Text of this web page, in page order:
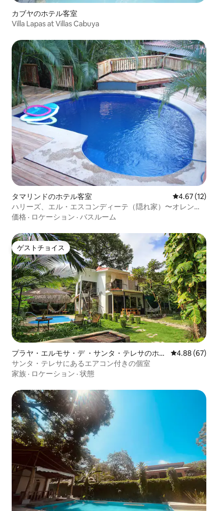
カブヤのホテル客室
Villa Lapas at Villas Cabuya
タマリンドのホテル客室 レビュー12
4.67 (12)
ハリーズ、エル・エスコンディーテ（隠れ家）〜オレン
ジ・カシータ
価格 · ロケーション · バスルーム
ゲストチョイス
ゲストチョイス
プラヤ・エルモサ・デ ・サンタ・テレサのホテ
ル客室
レビュー67
4.88 (67)
サンタ・テレサにあるエアコン付きの個室
家族 · ロケーション · 状態